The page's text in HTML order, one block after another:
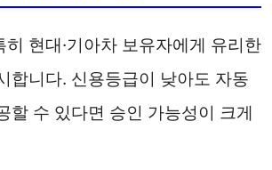
현대·기아차 보유자에게 유리한
합니다. 신용등급이 낮아도 자동
할 수 있다면 승인 가능성이 크게